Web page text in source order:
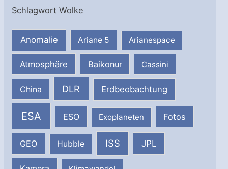
Schlagwort Wolke
Anomalie Ariane 5 Arianespace
Atmosphäre Baikonur Cassini
China DLR Erdbeobachtung
ESA ESO Exoplaneten Fotos
GEO Hubble ISS JPL